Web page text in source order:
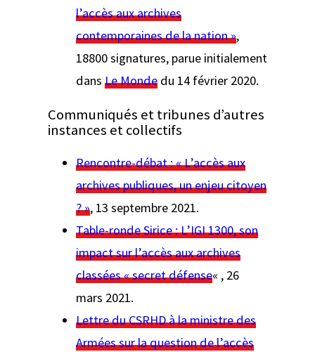
l’accès aux archives
contemporaines de la nation »,
18800 signatures, parue initialement
dans Le Monde du 14 février 2020.
Communiqués et tribunes d’autres
instances et collectifs
Rencontre-débat : « L’accès aux
archives publiques, un enjeu citoyen
? », 13 septembre 2021.
Table-ronde Sirice : L’IGI 1300, son
impact sur l’accès aux archives
classées « secret défense« , 26
mars 2021.
Lettre du CSRHD à la ministre des
Armées sur la question de l’accès